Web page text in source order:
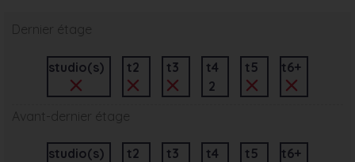
Dernier étage
studio(s) t2 t3
t4
2
t5 t6+
Avant-dernier étage
studio(s) t2
t3
t4
t5 t6+